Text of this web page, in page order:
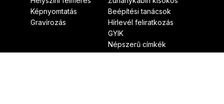
Képnyomtatás
Gravírozás
Beépítési tanácsok
Hírlevél feliratkozás
GYIK
Népszerű címkék